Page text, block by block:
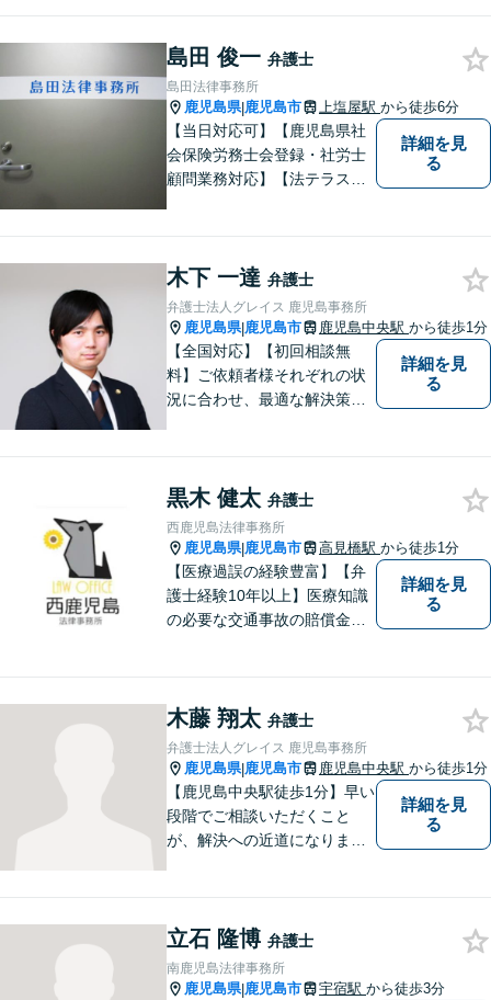
で、お悩みの解決に向けて丁
寧にアドバイスしていきま
す。
島田 俊一 弁護士
島田法律事務所
鹿児島県|鹿児島市 上塩屋駅 から徒歩6分
【当日対応可】【鹿児島県社
会保険労務士会登録・社労士
顧問業務対応】【法テラス対
詳細を見
る
木下 一達 弁護士
弁護士法人グレイス 鹿児島事務所
鹿児島県|鹿児島市 鹿児島中央駅 から徒歩1分
【全国対応】【初回相談無
料】ご依頼者様それぞれの状
況に合わせ、最適な解決策を
き合い、解決までしっかりサ
ポートします。【電話・WEB
相談も対応可能】
詳細を見
る
黒木 健太 弁護士
西鹿児島法律事務所
鹿児島県|鹿児島市 高見橋駅 から徒歩1分
【医療過誤の経験豊富】【弁
護士経験10年以上】医療知識
の必要な交通事故の賠償金請
さい。依頼者様との信頼関係
を大切に解決へ向けて尽力い
たします。【休日・夜間対応
可】
詳細を見
る
木藤 翔太 弁護士
弁護士法人グレイス 鹿児島事務所
鹿児島県|鹿児島市 鹿児島中央駅 から徒歩1分
【鹿児島中央駅徒歩1分】早い
段階でご相談いただくこと
が、解決への近道になりま
なご相談でも、どうぞお気軽
にお声がけください。【初回
相談無料】【電話・WEB面談
詳細を見
る
立石 隆博 弁護士
南鹿児島法律事務所
鹿児島県|鹿児島市 宇宿駅 から徒歩3分